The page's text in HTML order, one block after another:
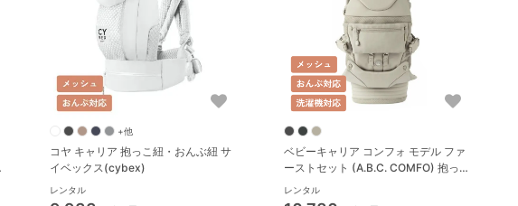
+他
コヤ キャリア 抱っこ紐・おんぶ紐 サ
イベックス(cybex)
レンタル
ベビーキャリア コンフォ モデル ファ
ーストセット (A.B.C. COMFO) 抱っこ
紐・おんぶ紐 エアバギー(Airbuggy)
レンタル